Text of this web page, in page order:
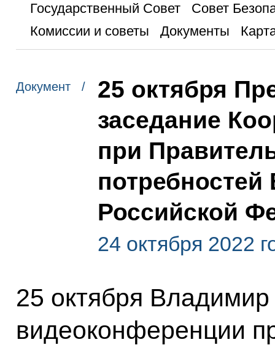
Государственный Совет
Совет
Комиссии и советы
Документы
Документ /
25 октября
заседание
при
Российской
24 октября 2022
25 октября
видеоконференции